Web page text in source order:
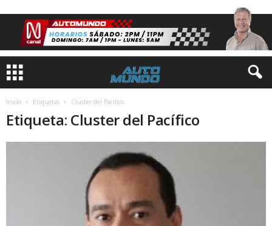
Inicio Etiquetas Cluster del Pacífico
Etiqueta: Cluster del Pacífico